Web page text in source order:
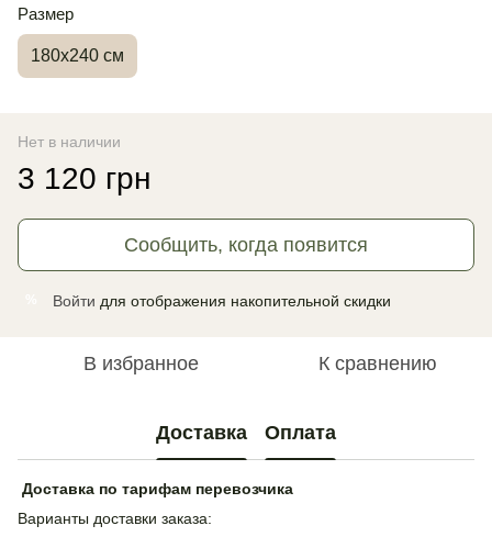
Размер
180х240 см
Нет в наличии
3 120 грн
Сообщить, когда появится
Войти для отображения накопительной скидки
В избранное К сравнению
Доставка Оплата
Доставка по тарифам перевозчика
Варианты доставки заказа: